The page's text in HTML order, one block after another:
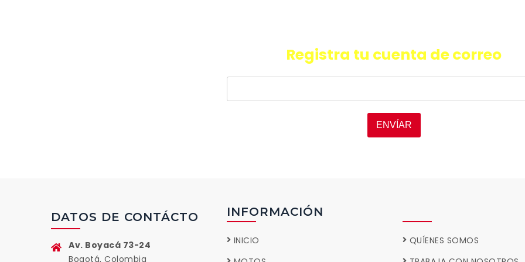
Registra tu cuenta de correo
ENVÍAR
DATOS DE CONTÁCTO
Av. Boyacá 73-24
Bogotá, Colombia
INFORMACIÓN
INICIO
QUÍENES SOMOS